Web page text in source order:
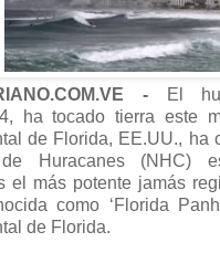
-
El
ha tocado tierra este
de Florida, EE.UU., ha
Huracanes (NHC)
el más potente jamás
como ‘Florida
de Florida.